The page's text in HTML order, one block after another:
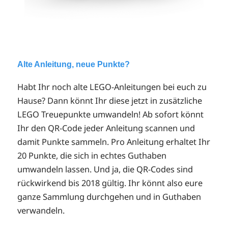
Alte Anleitung, neue Punkte?
Habt Ihr noch alte LEGO-Anleitungen bei euch zu
Hause? Dann könnt Ihr diese jetzt in zusätzliche
LEGO Treuepunkte umwandeln! Ab sofort könnt
Ihr den QR-Code jeder Anleitung scannen und
damit Punkte sammeln. Pro Anleitung erhaltet Ihr
20 Punkte, die sich in echtes Guthaben
umwandeln lassen. Und ja, die QR-Codes sind
rückwirkend bis 2018 gültig. Ihr könnt also eure
ganze Sammlung durchgehen und in Guthaben
verwandeln.